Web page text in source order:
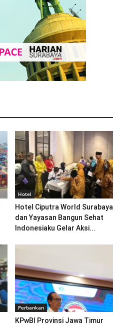
Hotel
Hotel Ciputra World Surabaya
dan Yayasan Bangun Sehat
Indonesiaku Gelar Aksi...
Perbankan
KPwBI Provinsi Jawa Timur